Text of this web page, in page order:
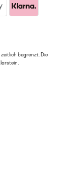
begrenzt. Die